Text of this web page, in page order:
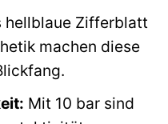
hellblaue Zifferblatt
machen diese
Mit 10 bar sind